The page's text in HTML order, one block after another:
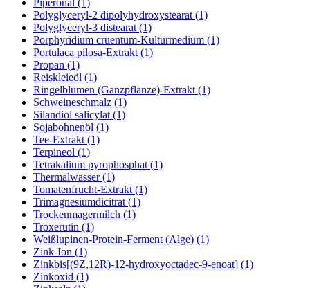
Polyglyceryl-2 dipolyhydroxystearat (1)
Polyglyceryl-3 distearat (1)
Porphyridium cruentum-Kulturmedium (1)
Portulaca pilosa-Extrakt (1)
Propan (1)
Reiskleieöl (1)
Ringelblumen (Ganzpflanze)-Extrakt (1)
Schweineschmalz (1)
Silandiol salicylat (1)
Sojabohnenöl (1)
Tee-Extrakt (1)
Terpineol (1)
Tetrakalium pyrophosphat (1)
Thermalwasser (1)
Tomatenfrucht-Extrakt (1)
Trimagnesiumdicitrat (1)
Trockenmagermilch (1)
Troxerutin (1)
Weißlupinen-Protein-Ferment (Alge) (1)
Zink-Ion (1)
Zinkbis[(9Z,12R)-12-hydroxyoctadec-9-enoat] (1)
Zinkoxid (1)